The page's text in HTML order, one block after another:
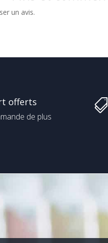
un avis.
offerts
de plus
